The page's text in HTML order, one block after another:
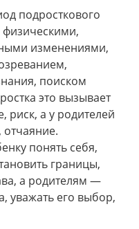
подросткового
изменениями,
поиском
это вызывает
риск, а у родителей
понять себя,
границы,
а родителям —
уважать его выбор,